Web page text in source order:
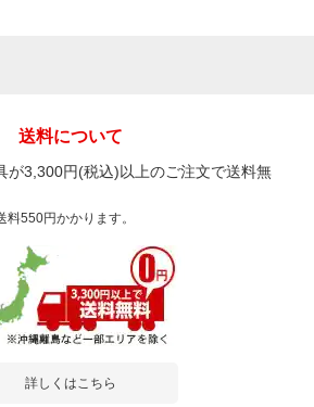
送料について
が3,300円(税込)以上のご注文で送料無
550円かかります。
詳しくはこちら